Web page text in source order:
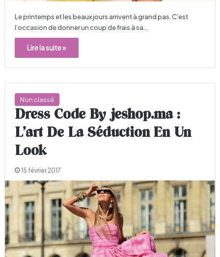
Le printemps et les beaux jours arrivent à grand pas. C’est
l’occasion de donner un coup de frais à sa…
Lire la suite »
Non classé
Dress Code By jeshop.ma :
L’art De La Séduction En Un
Look
15 février 2017